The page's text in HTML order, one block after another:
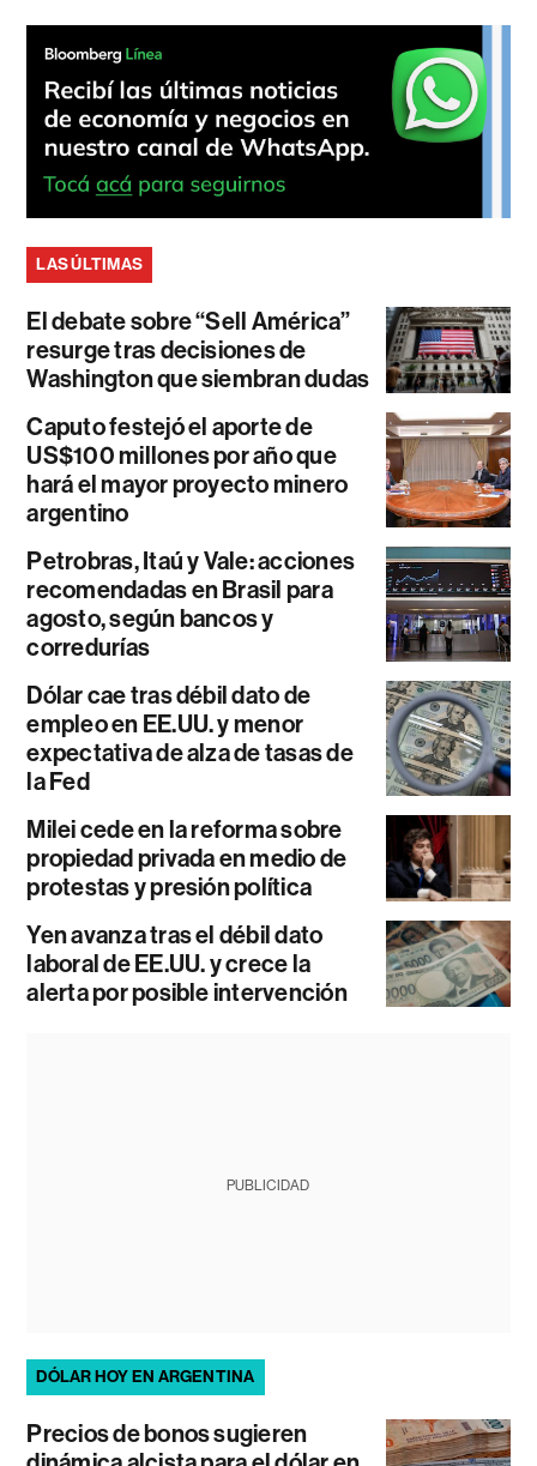
LAS ÚLTIMAS
El debate sobre “Sell América”
resurge tras decisiones de
Washington que siembran dudas
Caputo festejó el aporte de
US$100 millones por año que
hará el mayor proyecto minero
argentino
Petrobras, Itaú y Vale: acciones
recomendadas en Brasil para
agosto, según bancos y
corredurías
Dólar cae tras débil dato de
empleo en EE.UU. y menor
expectativa de alza de tasas de
la Fed
Milei cede en la reforma sobre
propiedad privada en medio de
protestas y presión política
Yen avanza tras el débil dato
laboral de EE.UU. y crece la
alerta por posible intervención
PUBLICIDAD
DÓLAR HOY EN ARGENTINA
Precios de bonos sugieren